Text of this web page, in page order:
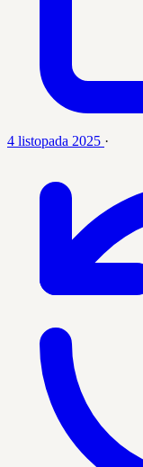
4 listopada 2025 ·